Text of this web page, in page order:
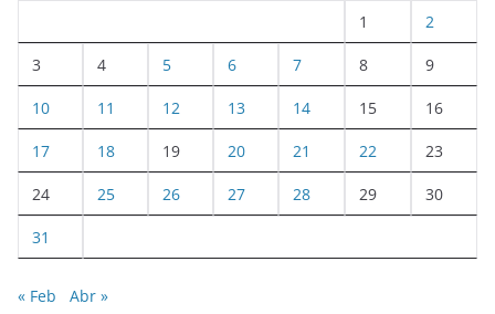
1 2
3 4 5 6 7 8 9
10 11 12 13 14 15 16
17 18 19 20 21 22 23
24 25 26 27 28 29 30
31
« Feb Abr »